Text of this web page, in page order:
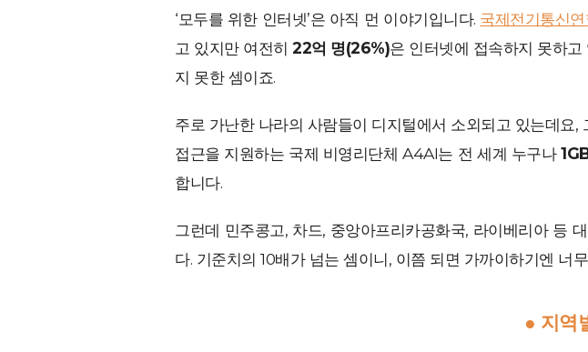
‘모두를 위한 인터넷’은 아직 먼 이야기입니다. 국제전기통신
고 있지만 여전히22억 명(26%)은 인터넷에 접속하지 못하
지 못한 셈이죠.
주로 가난한 나라의 사람들이 디지털에서 소외되고 있는데요
접근을 지원하는 국제 비영리단체 A4AI는 전 세계 누구나
합니다.
그런데 민주콩고, 차드, 중앙아프리카공화국, 라이베리아 등
다. 기준치의 10배가 넘는 셈이니, 이쯤 되면 가까이하기엔 너
● 지역